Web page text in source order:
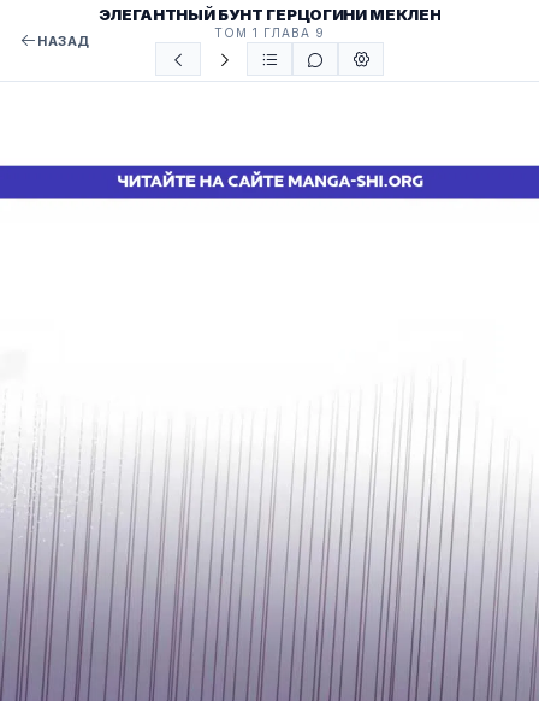
НАЗАД
ЭЛЕГАНТНЫЙ БУНТ ГЕРЦОГИНИ МЕКЛЕН
ТОМ 1 ГЛАВА 9